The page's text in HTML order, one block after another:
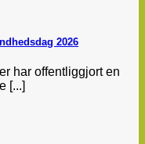
2026
har offentliggjort en
[...]